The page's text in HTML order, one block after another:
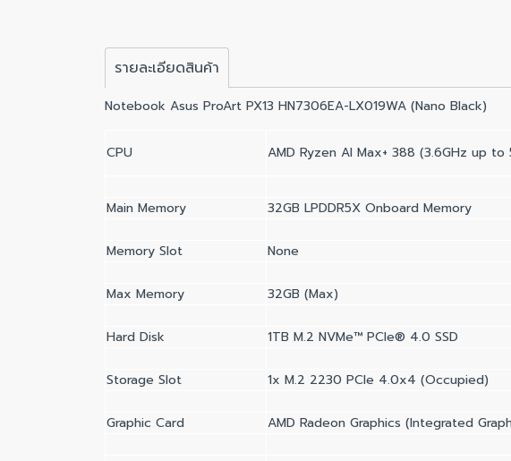
รายละเอียดสินค้า
Notebook Asus ProArt PX13 HN7306EA-LX019WA (Nano Black)
CPU AMD Ryzen Al Max+ 388 (3.6GHz up
Main Memory 32GB LPDDR5X Onboard Memory
Memory Slot None
Max Memory 32GB (Max)
Hard Disk 1TB M.2 NVMe™ PCIe® 4.0 SSD
Storage Slot 1x M.2 2230 PCIe 4.0x4 (Occupied)
Graphic Card AMD Radeon Graphics (Integrated